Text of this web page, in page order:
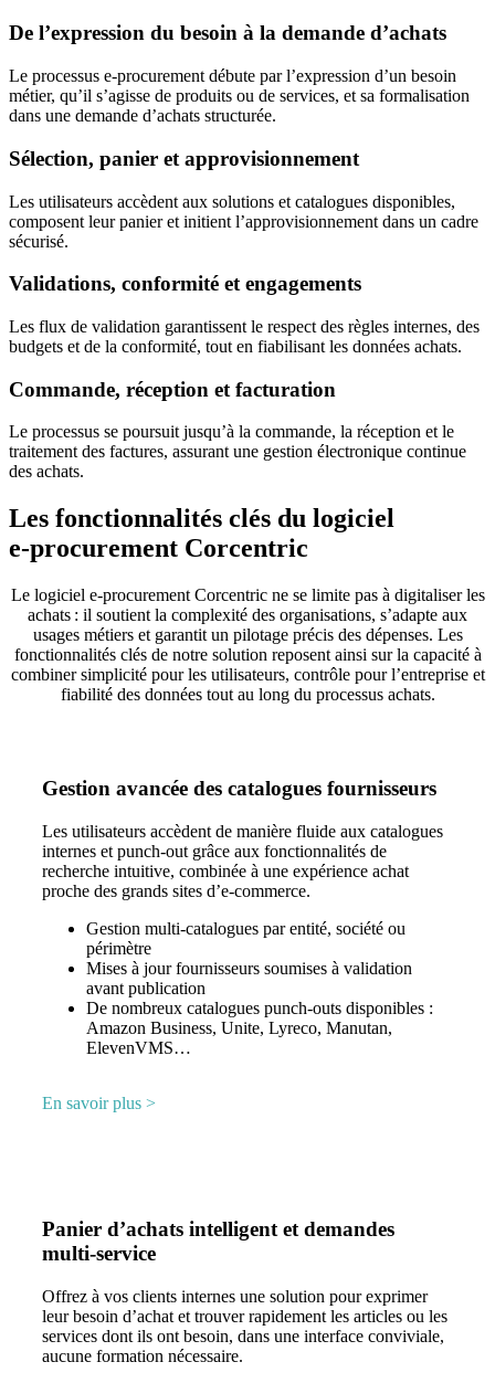
De l’expression du besoin à la demande d’achats
Le processus e‑procurement débute par l’expression d’un besoin
métier, qu’il s’agisse de produits ou de services, et sa formalisation
dans une demande d’achats structurée.
Sélection, panier et approvisionnement
Les utilisateurs accèdent aux solutions et catalogues disponibles,
composent leur panier et initient l’approvisionnement dans un cadre
sécurisé.
Validations, conformité et engagements
Les flux de validation garantissent le respect des règles internes, des
budgets et de la conformité, tout en fiabilisant les données achats.
Commande, réception et facturation
Le processus se poursuit jusqu’à la commande, la réception et le
traitement des factures, assurant une gestion électronique continue
des achats.
Les fonctionnalités clés du logiciel
e‑procurement Corcentric
Le logiciel e‑procurement Corcentric ne se limite pas à digitaliser les
achats : il soutient la complexité des organisations, s’adapte aux
usages métiers et garantit un pilotage précis des dépenses. Les
fonctionnalités clés de notre solution reposent ainsi sur la capacité à
combiner simplicité pour les utilisateurs, contrôle pour l’entreprise et
fiabilité des données tout au long du processus achats.
Gestion avancée des catalogues fournisseurs
Les utilisateurs accèdent de manière fluide aux catalogues
internes et punch-out grâce aux fonctionnalités de
recherche intuitive, combinée à une expérience achat
proche des grands sites d’e-commerce.
Gestion multi‑catalogues par entité, société ou
périmètre
Mises à jour fournisseurs soumises à validation
avant publication
De nombreux catalogues punch-outs disponibles :
Amazon Business, Unite, Lyreco, Manutan,
ElevenVMS…
En savoir plus ˃
Panier d’achats intelligent et demandes
multi‑service
Offrez à vos clients internes une solution pour exprimer
leur besoin d’achat et trouver rapidement les articles ou les
services dont ils ont besoin, dans une interface conviviale,
aucune formation nécessaire.